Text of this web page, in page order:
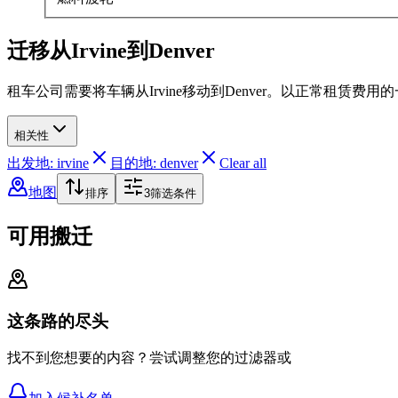
迁移从Irvine到Denver
租车公司需要将车辆从Irvine移动到Denver。以正常租赁费用的
相关性
出发地: irvine 目的地: denver
Clear all
地图
排序 3筛选条件
可用搬迁
这条路的尽头
找不到您想要的内容？尝试调整您的过滤器或